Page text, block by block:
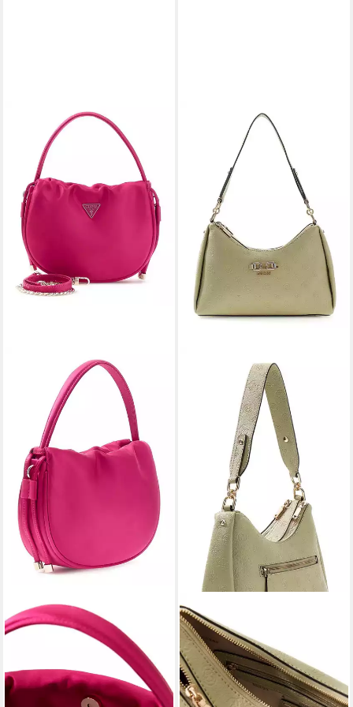
GUESS
Umhängetasche Mini Pouch
135,00 €
lieferbar - in 2-3 Werktagen bei dir
GUESS
Schultertasche Double Zip
Shoulder Bag
104,14 € UVP135,00 €
-23%
lieferbar - in 2-3 Werktagen bei dir